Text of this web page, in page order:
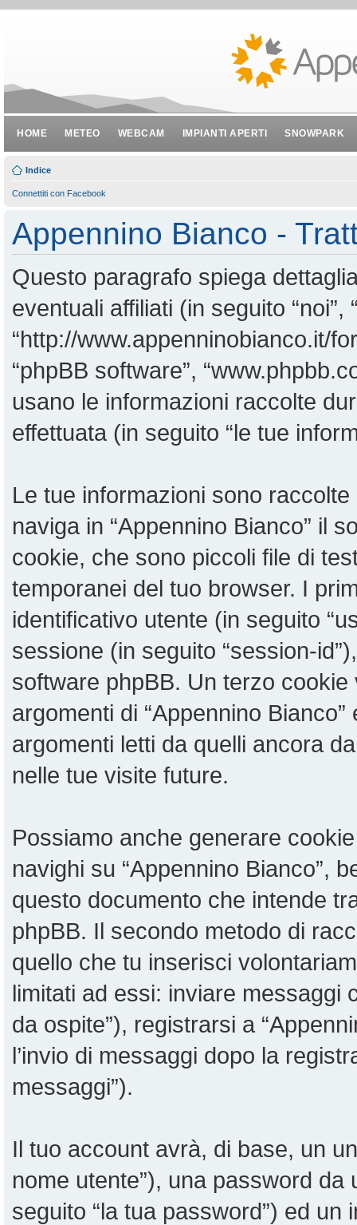
HOME METEO WEBCAM IMPIANTI APERTI SNOWPARK
Indice
Connettiti con Facebook
Appennino Bianco -
Questo paragrafo spiega
eventuali affiliati (in seguito “noi”,
“http://www.appenninobianco.it/
“phpBB software”,
usano le informazioni raccolte
effettuata (in seguito “le tue
Le tue informazioni sono
naviga in “Appennino Bianco” il
cookie, che sono piccoli file di
temporanei del tuo browser. I
identificativo utente (in seguito
sessione (in seguito “session-
software phpBB. Un terzo
argomenti di “Appennino
argomenti letti da quelli ancora
nelle tue visite future.
Possiamo anche generare
navighi su “Appennino Bianco”,
questo documento che intende
phpBB. Il secondo metodo di
quello che tu inserisci
limitati ad essi: inviare messaggi
da ospite”), registrarsi a
l’invio di messaggi dopo la
messaggi”).
Il tuo account avrà, di base, un
nome utente”), una password
seguito “la tua password”) ed